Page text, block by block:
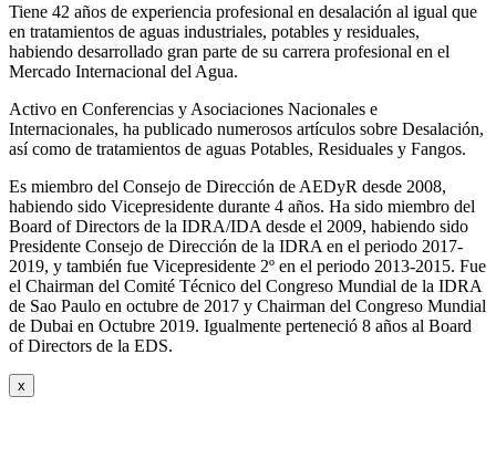
Tiene 42 años de experiencia profesional en desalación al igual que
en tratamientos de aguas industriales, potables y residuales,
habiendo desarrollado gran parte de su carrera profesional en el
Mercado Internacional del Agua.
Activo en Conferencias y Asociaciones Nacionales e
Internacionales, ha publicado numerosos artículos sobre Desalación,
así como de tratamientos de aguas Potables, Residuales y Fangos.
Es miembro del Consejo de Dirección de AEDyR desde 2008,
habiendo sido Vicepresidente durante 4 años. Ha sido miembro del
Board of Directors de la IDRA/IDA desde el 2009, habiendo sido
Presidente Consejo de Dirección de la IDRA en el periodo 2017-
2019, y también fue Vicepresidente 2º en el periodo 2013-2015. Fue
el Chairman del Comité Técnico del Congreso Mundial de la IDRA
de Sao Paulo en octubre de 2017 y Chairman del Congreso Mundial
de Dubai en Octubre 2019. Igualmente perteneció 8 años al Board
of Directors de la EDS.
x